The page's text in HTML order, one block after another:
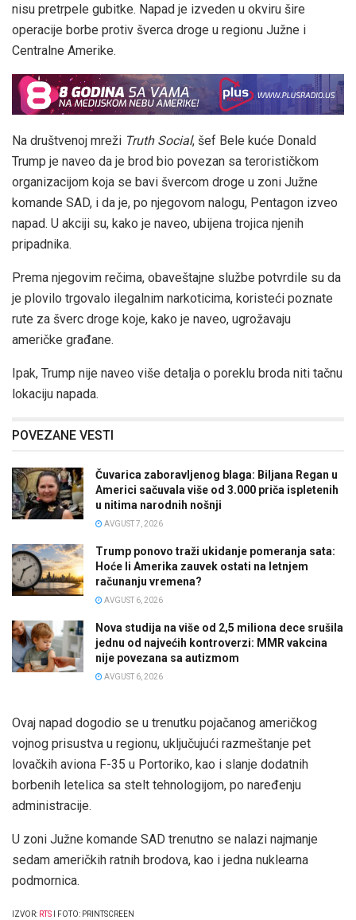
nisu pretrpele gubitke. Napad je izveden u okviru šire
operacije borbe protiv šverca droge u regionu Južne i
Centralne Amerike.
Na društvenoj mreži Truth Social, šef Bele kuće Donald
Trump je naveo da je brod bio povezan sa terorističkom
organizacijom koja se bavi švercom droge u zoni Južne
komande SAD, i da je, po njegovom nalogu, Pentagon izveo
napad. U akciji su, kako je naveo, ubijena trojica njenih
pripadnika.
Prema njegovim rečima, obaveštajne službe potvrdile su da
je plovilo trgovalo ilegalnim narkoticima, koristeći poznate
rute za šverc droge koje, kako je naveo, ugrožavaju
američke građane.
Ipak, Trump nije naveo više detalja o poreklu broda niti tačnu
lokaciju napada.
POVEZANE VESTI
Čuvarica zaboravljenog blaga: Biljana Regan u
Americi sačuvala više od 3.000 priča ispletenih
u nitima narodnih nošnji
AVGUST 7, 2026
Trump ponovo traži ukidanje pomeranja sata:
Hoće li Amerika zauvek ostati na letnjem
računanju vremena?
AVGUST 6, 2026
Nova studija na više od 2,5 miliona dece srušila
jednu od najvećih kontroverzi: MMR vakcina
nije povezana sa autizmom
AVGUST 6, 2026
Ovaj napad dogodio se u trenutku pojačanog američkog
vojnog prisustva u regionu, uključujući razmeštanje pet
lovačkih aviona F-35 u Portoriko, kao i slanje dodatnih
borbenih letelica sa stelt tehnologijom, po naređenju
administracije.
U zoni Južne komande SAD trenutno se nalazi najmanje
sedam američkih ratnih brodova, kao i jedna nuklearna
podmornica.
IZVOR: RTS I FOTO: PRINTSCREEN